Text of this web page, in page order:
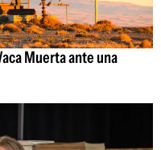
Muerta ante una